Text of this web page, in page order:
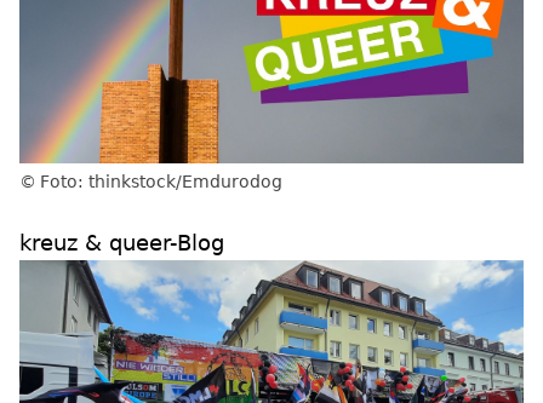
Foto: thinkstock/Emdurodog
kreuz & queer-Blog